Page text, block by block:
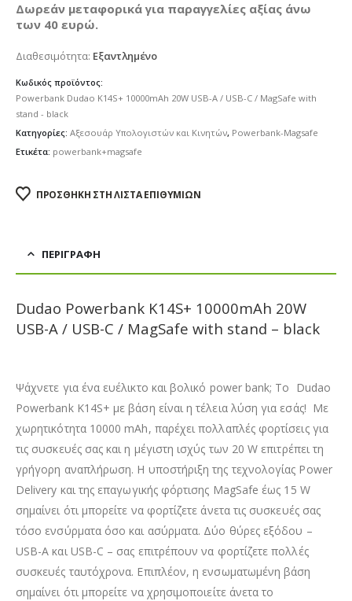
Δωρεάν μεταφορικά για παραγγελίες αξίας άνω
των 40 ευρώ.
Διαθεσιμότητα: Εξαντλημένο
Κωδικός προϊόντος:
Powerbank Dudao K14S+ 10000mAh 20W USB-A / USB-C / MagSafe with
stand - black
Κατηγορίες: Αξεσουάρ Υπολογιστών και Κινητών, Powerbank-Magsafe
Ετικέτα: powerbank+magsafe
ΠΡΟΣΘΉΚΗ ΣΤΗ ΛΊΣΤΑ ΕΠΙΘΥΜΙΏΝ
ΠΕΡΙΓΡΑΦΉ
Dudao Powerbank K14S+ 10000mAh 20W
USB-A / USB-C / MagSafe with stand – black
Ψάχνετε για ένα ευέλικτο και βολικό power bank; Το Dudao
Powerbank K14S+ με βάση είναι η τέλεια λύση για εσάς! Με
χωρητικότητα 10000 mAh, παρέχει πολλαπλές φορτίσεις για
τις συσκευές σας και η μέγιστη ισχύς των 20 W επιτρέπει τη
γρήγορη αναπλήρωση. Η υποστήριξη της τεχνολογίας Power
Delivery και της επαγωγικής φόρτισης MagSafe έως 15 W
σημαίνει ότι μπορείτε να φορτίζετε άνετα τις συσκευές σας
τόσο ενσύρματα όσο και ασύρματα. Δύο θύρες εξόδου –
USB-A και USB-C – σας επιτρέπουν να φορτίζετε πολλές
συσκευές ταυτόχρονα. Επιπλέον, η ενσωματωμένη βάση
σημαίνει ότι μπορείτε να χρησιμοποιείτε άνετα το